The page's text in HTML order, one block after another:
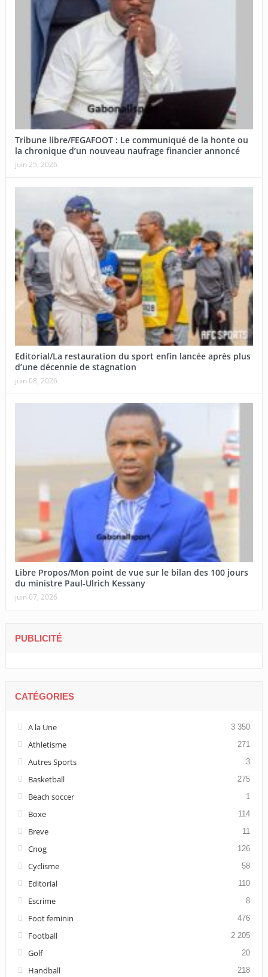
Tribune libre/FEGAFOOT : Le communiqué de la honte ou
la chronique d’un nouveau naufrage financier annoncé
juin 25, 2026
Editorial/La restauration du sport enfin lancée après plus
d’une décennie de stagnation
juin 08, 2026
Libre Propos/Mon point de vue sur le bilan des 100 jours
du ministre Paul-Ulrich Kessany
juin 07, 2026
PUBLICITÉ
CATÉGORIES
A la Une 3 350
Athletisme 271
Autres Sports 3
Basketball 275
Beach soccer 1
Boxe 114
Breve 11
Cnog 126
Cyclisme 58
Editorial 110
Escrime 8
Foot feminin 476
Football 2 205
Golf 20
Handball 218